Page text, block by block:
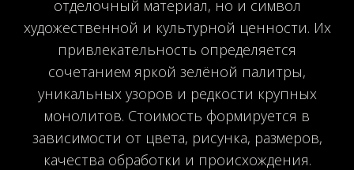
отделочный материал, но и символ
художественной и культурной ценности. Их
привлекательность определяется
сочетанием яркой зелёной палитры,
уникальных узоров и редкости крупных
монолитов. Стоимость формируется в
зависимости от цвета, рисунка, размеров,
качества обработки и происхождения.